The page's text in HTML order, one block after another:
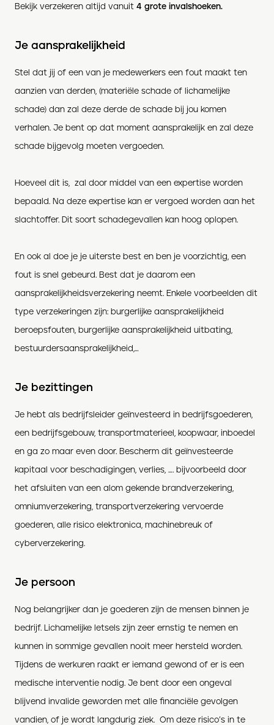
Bekijk verzekeren altijd vanuit 4 grote invalshoeken.
Je aansprakelijkheid
Stel dat jij of een van je medewerkers een fout maakt ten
aanzien van derden, (materiële schade of lichamelijke
schade) dan zal deze derde de schade bij jou komen
verhalen. Je bent op dat moment aansprakelijk en zal deze
schade bijgevolg moeten vergoeden.
Hoeveel dit is, zal door middel van een expertise worden
bepaald. Na deze expertise kan er vergoed worden aan het
slachtoffer. Dit soort schadegevallen kan hoog oplopen.
En ook al doe je je uiterste best en ben je voorzichtig, een
fout is snel gebeurd. Best dat je daarom een
aansprakelijkheidsverzekering neemt. Enkele voorbeelden dit
type verzekeringen zijn: burgerlijke aansprakelijkheid
beroepsfouten, burgerlijke aansprakelijkheid uitbating,
bestuurdersaansprakelijkheid,…
Je bezittingen
Je hebt als bedrijfsleider geïnvesteerd in bedrijfsgoederen,
een bedrijfsgebouw, transportmaterieel, koopwaar, inboedel
en ga zo maar even door. Bescherm dit geïnvesteerde
kapitaal voor beschadigingen, verlies, …. bijvoorbeeld door
het afsluiten van een alom gekende brandverzekering,
omniumverzekering, transportverzekering vervoerde
goederen, alle risico elektronica, machinebreuk of
cyberverzekering.
Je persoon
Nog belangrijker dan je goederen zijn de mensen binnen je
bedrijf. Lichamelijke letsels zijn zeer ernstig te nemen en
kunnen in sommige gevallen nooit meer hersteld worden.
Tijdens de werkuren raakt er iemand gewond of er is een
medische interventie nodig. Je bent door een ongeval
blijvend invalide geworden met alle financiële gevolgen
vandien, of je wordt langdurig ziek. Om deze risico’s in te